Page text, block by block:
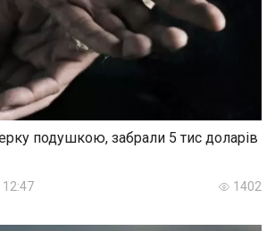
подушкою, забрали 5 тис доларів
1402